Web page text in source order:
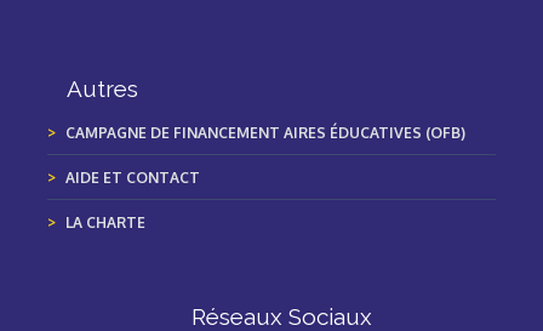
Autres
CAMPAGNE DE FINANCEMENT AIRES ÉDUCATIVES (OFB)
AIDE ET CONTACT
LA CHARTE
Réseaux Sociaux